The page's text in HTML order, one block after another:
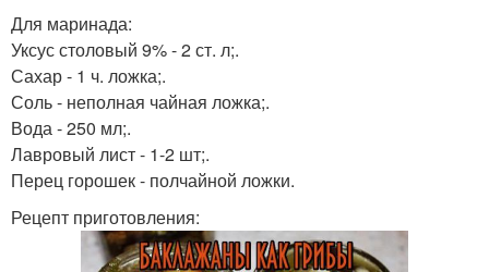
Для маринада:
Уксус столовый 9% - 2 ст. л;.
Сахар - 1 ч. ложка;.
Соль - неполная чайная ложка;.
Вода - 250 мл;.
Лавровый лист - 1-2 шт;.
Перец горошек - полчайной ложки.
Рецепт приготовления: